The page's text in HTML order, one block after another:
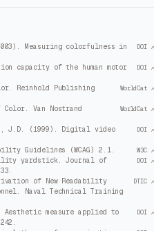
Measuring colorfulness in
DOI ↗
capacity of the human motor
DOI ↗
Reinhold Publishing
WorldCat ↗
Van Nostrand
WorldCat ↗
J.D. (1999). Digital video
DOI ↗
Guidelines (WCAG) 2.1.
W3C ↗
yardstick. Journal of
DOI ↗
of New Readability
Naval Technical Training
DTIC ↗
Aesthetic measure applied to
DOI ↗